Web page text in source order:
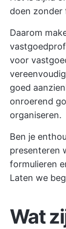
doen zonder
Daarom
voor
goed
onroerend
organiseren.
Ben je
presenteren
formulieren
Laten we
Wat